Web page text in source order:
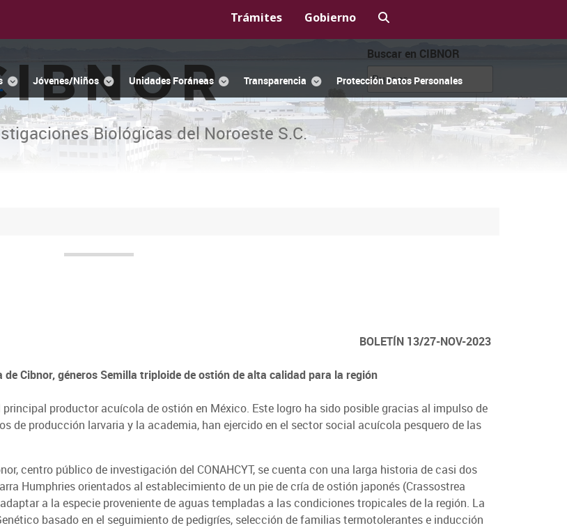
Trámites Gobierno
Jóvenes/Niños Unidades Foráneas Transparencia Protección Datos Personales
Biológicas del Noroeste S.C.
Buscar en CIBNOR
BOLETÍN 13/27-NOV-2023
Cibnor, géneros Semilla triploide de ostión de alta calidad para la región
productor acuícola de ostión en México. Este logro ha sido posible gracias al impulso de
de producción larvaria y la academia, han ejercido en el sector social acuícola pesquero de las
centro público de investigación del CONAHCYT, se cuenta con una larga historia de casi dos
Humphries orientados al establecimiento de un pie de cría de ostión japonés (Crassostrea
a la especie proveniente de aguas templadas a las condiciones tropicales de la región. La
basado en el seguimiento de pedigríes, selección de familias termotolerantes e inducción